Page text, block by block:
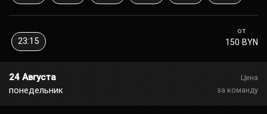
от
150 BYN
23:15
24 Августа
понедельник
Цена
за команду